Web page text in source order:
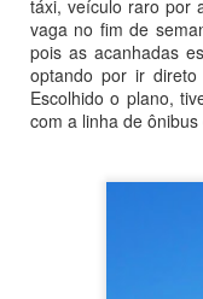
táxi, veículo raro por
vaga no fim de
pois as acanhadas
optando por ir
Escolhido o plano,
com a linha de